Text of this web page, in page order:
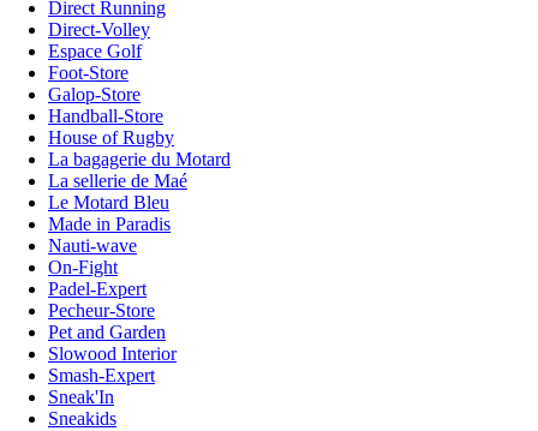
Direct Running
Direct-Volley
Espace Golf
Foot-Store
Galop-Store
Handball-Store
House of Rugby
La bagagerie du Motard
La sellerie de Maé
Le Motard Bleu
Made in Paradis
Nauti-wave
On-Fight
Padel-Expert
Pecheur-Store
Pet and Garden
Slowood Interior
Smash-Expert
Sneak'In
Sneakids